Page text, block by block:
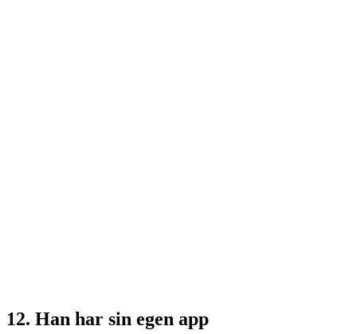
12. Han har sin egen app